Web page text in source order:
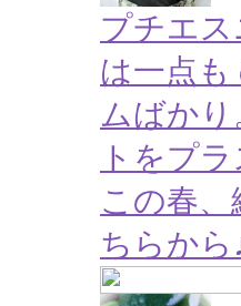
プチエ
は一点
ムばか
トをプ
この春
ちらから